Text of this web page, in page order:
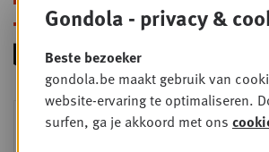
WOE
9
Foodservice - Joint
business planning
Gondola - privacy &
Beste bezoeker
gondola.be maakt gebruik van
website-ervaring te optimaliseren.
surfen, ga je akkoord met ons